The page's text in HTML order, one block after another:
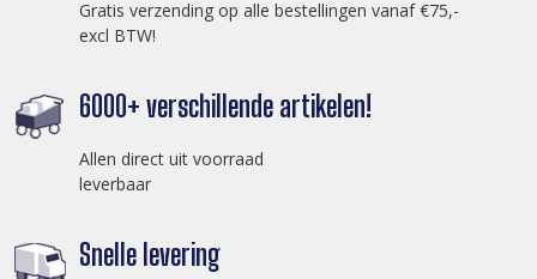
Gratis verzending op alle bestellingen vanaf €75,-
excl BTW!
6000+ verschillende artikelen!
Allen direct uit voorraad
leverbaar
Snelle levering